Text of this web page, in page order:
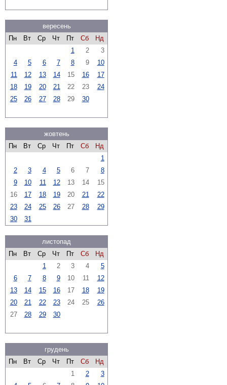
вересень
Пн
Вт Ср Чт Пт Сб
Нд
1
2
3
4
5 6 7 8 9
10
11
12 13 14 15 16
17
18
19 20 21 22 23
24
25
26 27 28 29 30
жовтень
Пн
Вт Ср Чт Пт Сб
Нд
1
2
3 4 5 6 7
8
9
10 11 12 13 14
15
16
17 18 19 20 21
22
23
24 25 26 27 28
29
30
31
листопад
Пн
Вт Ср Чт Пт Сб
Нд
1
2 3 4
5
6
7 8 9 10 11
12
13
14 15 16 17 18
19
20
21 22 23 24 25
26
27
28 29 30
грудень
Пн
Вт Ср Чт Пт Сб
Нд
1
2
3